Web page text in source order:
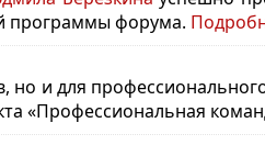
программы форума.
но и для
«Профессиональная